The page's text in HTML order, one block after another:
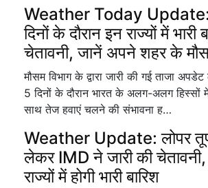
Weather Today
दिनों के दौरान इन राज्यों में भारी
चेतावनी, जानें अपने शहर के
मौसम विभाग के द्वारा जारी की गई ताजा
5 दिनों के दौरान भारत के अलग-अलग हिस्सों में
साथ तेज हवाएं चलने की संभावना ह…
Weather Update: लोपर
लेकर IMD ने जारी की
राज्यों में होगी भारी बारिश